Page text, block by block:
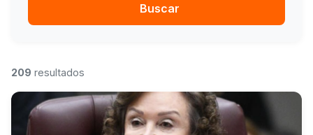
Buscar
209 resultados